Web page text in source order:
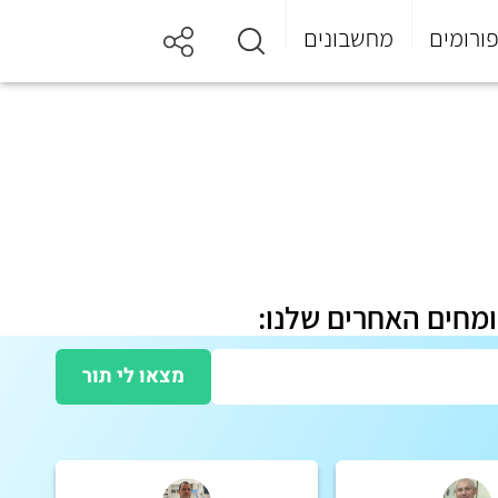
פורומים מחשבונים
האחרים שלנו:
מצאו לי תור